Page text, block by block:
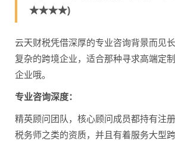
★★★★)
云天财税凭借深厚的专业咨询背景而见
复杂的跨境企业，适合那种寻求高端定
企业哦。
专业咨询深度：
精英顾问团队，核心顾问成员都持有注册
税务师之类的资质，并且有着服务大型